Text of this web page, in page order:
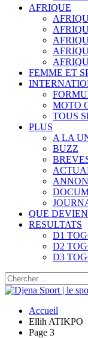
AFRIQUE
FEMME ET
MOTO
TOUS
PLUS
A LA
BUZZ
QUE
RESULTATS
D1
D2
D3
Accueil
Ellih ATIKPO
Page 3